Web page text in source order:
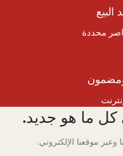
البيع
محددة
ما هو جديد.
موقعنا الإلكتروني.